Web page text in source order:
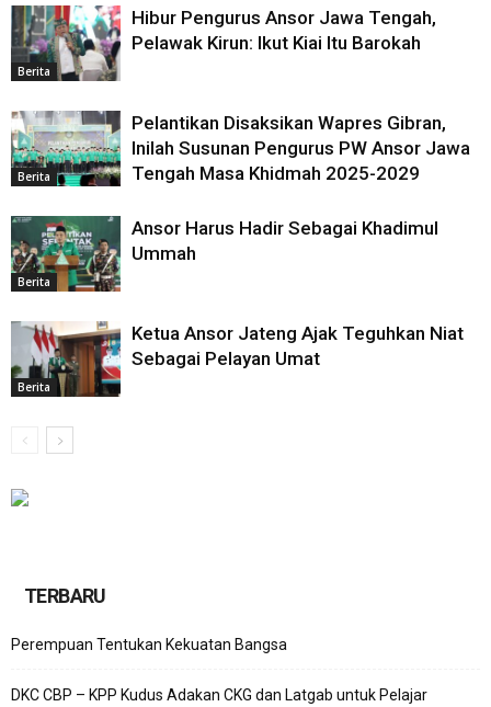
Berita
Hibur Pengurus Ansor Jawa Tengah,
Pelawak Kirun: Ikut Kiai Itu Barokah
Berita
Pelantikan Disaksikan Wapres Gibran,
Inilah Susunan Pengurus PW Ansor Jawa
Tengah Masa Khidmah 2025-2029
Berita
Ansor Harus Hadir Sebagai Khadimul
Ummah
Berita
Ketua Ansor Jateng Ajak Teguhkan Niat
Sebagai Pelayan Umat
TERBARU
Perempuan Tentukan Kekuatan Bangsa
DKC CBP – KPP Kudus Adakan CKG dan Latgab untuk Pelajar